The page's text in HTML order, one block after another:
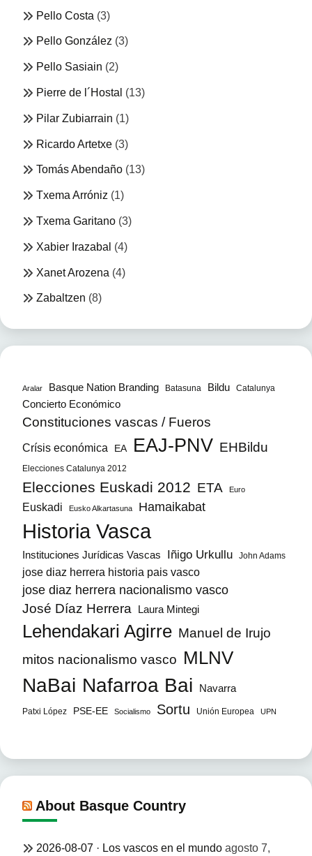
Pello Costa (3)
Pello González (3)
Pello Sasiain (2)
Pierre de l´Hostal (13)
Pilar Zubiarrain (1)
Ricardo Artetxe (3)
Tomás Abendaño (13)
Txema Arróniz (1)
Txema Garitano (3)
Xabier Irazabal (4)
Xanet Arozena (4)
Zabaltzen (8)
Aralar Basque Nation Branding Batasuna Bildu Catalunya
Concierto Económico
Constituciones vascas / Fueros
Crísis económica EA EAJ-PNV EHBildu
Elecciones Catalunya 2012
Elecciones Euskadi 2012 ETA Euro
Euskadi Eusko Alkartasuna Hamaikabat
Historia Vasca
Instituciones Jurídicas Vascas Iñigo Urkullu John Adams
jose diaz herrera historia pais vasco
jose diaz herrera nacionalismo vasco
José Díaz Herrera Laura Mintegi
Lehendakari Agirre Manuel de Irujo
mitos nacionalismo vasco MLNV
NaBai Nafarroa Bai Navarra
Patxi López PSE-EE Socialismo Sortu Unión Europea UPN
About Basque Country
2026-08-07 · Los vascos en el mundo agosto 7,